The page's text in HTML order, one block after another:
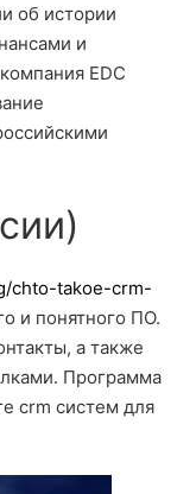
об истории
и
EDC
chto-takoe-crm-
и понятного ПО.
а также
Программа
crm систем для